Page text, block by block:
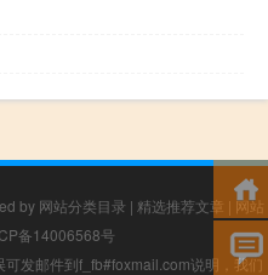
by 网站分类目录 | 精选推荐文章 | 网站
备14006568号
发邮件到f_fb#foxmail.com说明，我们